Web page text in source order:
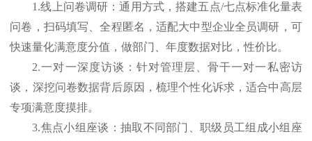
1.线上问卷调研：通用方式，搭建五点/七点标准化量表
问卷，扫码填写、全程匿名，适配大中型企业全员调研，可
快速量化满意度分值，做部门、年度数据对比，性价比。
2.一对一深度访谈：针对管理层、骨干一对一私密访
谈，深挖问卷数据背后原因，梳理个性化诉求，适合中高层
专项满意度摸排。
3.焦点小组座谈：抽取不同部门、职级员工组成小组座